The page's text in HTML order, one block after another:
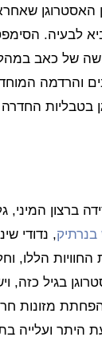
האסטרוגן
לבעיה.
של כאב
והרדמה
בטבליות
המיני,
בנרתיק, נדודי
הללו,
בגיל כזה,
מזונות
היתר ועלייה